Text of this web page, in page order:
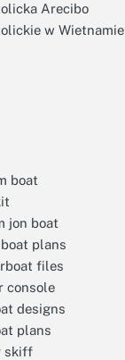
Arecibo
w Wietnamie
boat
jon boat
plans
files
console
designs
plans
skiff